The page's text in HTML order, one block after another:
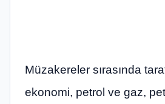
Müzakereler sırasında
ekonomi, petrol ve gaz,